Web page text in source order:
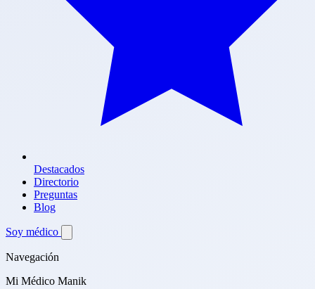
Destacados
Directorio
Preguntas
Blog
Soy médico
Navegación
Mi Médico Manik